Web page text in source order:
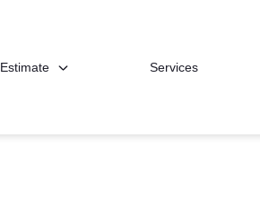
Estimate Services